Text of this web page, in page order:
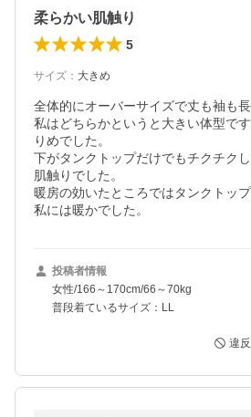
柔らかい肌触り
5
サイズ ： 大きめ
全体的にオーバーサイズで丈も袖も長
私はどちらかというと大きい体型で
りめでした。
下がタンクトップだけでもチクチク
肌触りでした。
暖房の効いたところではタンクトッ
私には暖かでした。
投稿者情報
女性/166～170cm/66～70kg
普段着ているサイズ：LL
違